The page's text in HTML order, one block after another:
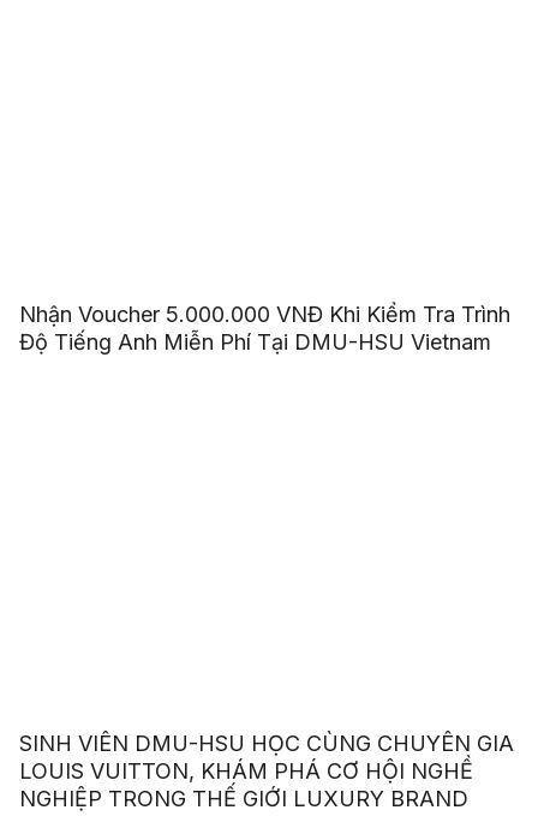
Nhận Voucher 5.000.000 VNĐ Khi Kiểm Tra Trình
Độ Tiếng Anh Miễn Phí Tại DMU-HSU Vietnam
SINH VIÊN DMU-HSU HỌC CÙNG CHUYÊN GIA
LOUIS VUITTON, KHÁM PHÁ CƠ HỘI NGHỀ
NGHIỆP TRONG THẾ GIỚI LUXURY BRAND